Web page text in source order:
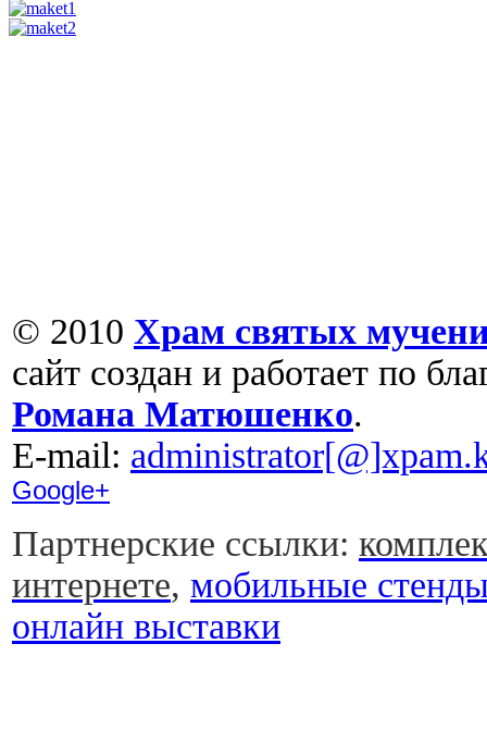
© 2010 Храм святых
сайт создан и работает по
Романа Матюшенко.
Е-mail:
Google+
Партнерские ссылки:
интернете, мобильные
онлайн выставки